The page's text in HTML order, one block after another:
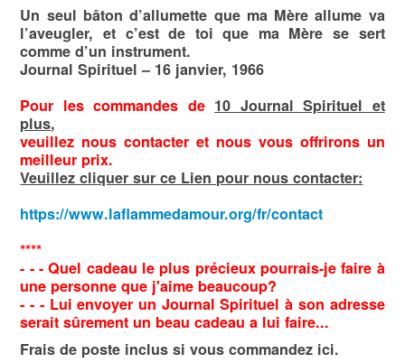
Un seul bâton d’allumette que ma Mère allume va
l’aveu­gler, et c’est de toi que ma Mère se sert
comme d’un instru­ment.
Journal Spirituel – 16 janvier, 1966
Pour les commandes de 10 Journal Spirituel et
plus,
veuillez nous contacter et nous vous offrirons un
meilleur prix.
Veuillez cliquer sur ce Lien pour nous contacter:
https://www.laflammedamour.org/fr/contact
****
- - - Quel cadeau le plus précieux pourrais-je faire à
une personne que j'aime beaucoup?
- - - Lui envoyer un Journal Spirituel à son adresse
serait sûrement un beau cadeau a lui faire...
Frais de poste inclus si vous commandez ici.